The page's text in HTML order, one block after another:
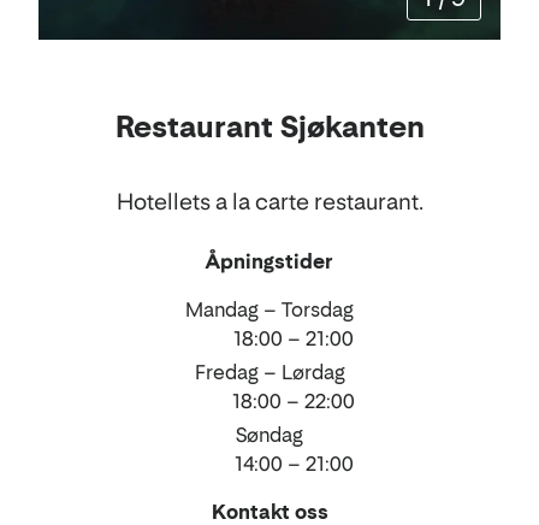
Restaurant Sjøkanten
Hotellets a la carte restaurant.
Åpningstider
Mandag – Torsdag
18:00 – 21:00
Fredag – Lørdag
18:00 – 22:00
Søndag
14:00 – 21:00
Kontakt oss